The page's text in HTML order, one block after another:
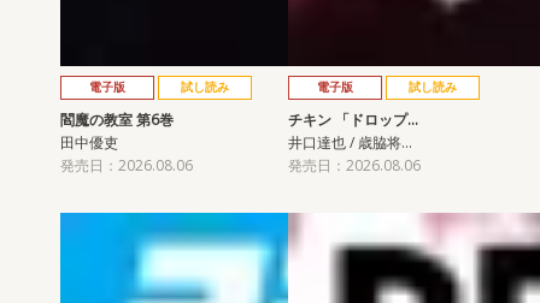
電子版 試し読み
閻魔の教室 第6巻
田中優吏
発売日：2026.08.06
電子版 試し読み
チキン 「ドロップ…
井口達也 / 歳脇将…
発売日：2026.08.06